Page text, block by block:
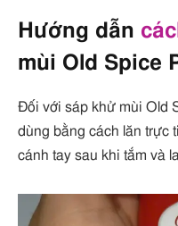
Hướng dẫn
mùi Old Spice
Đối với sáp khử mùi Old
dùng bằng cách lăn trực
cánh tay sau khi tắm và